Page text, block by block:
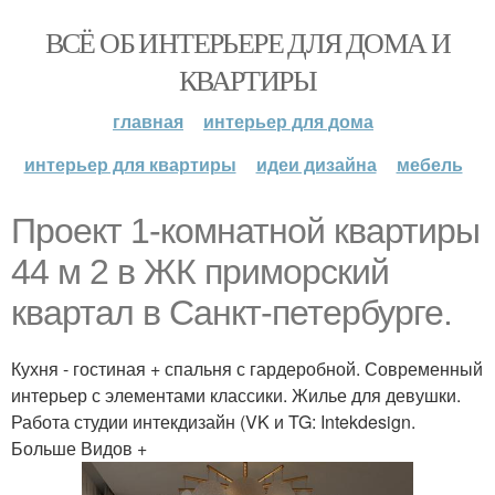
ВСЁ ОБ ИНТЕРЬЕРЕ ДЛЯ ДОМА И
КВАРТИРЫ
главная
интерьер для дома
интерьер для квартиры
идеи дизайна мебель
Проект 1-комнатной квартиры
44 м 2 в ЖК приморский
квартал в Санкт-петербурге.
Кухня - гостиная + спальня с гардеробной. Современный
интерьер с элементами классики. Жилье для девушки.
Работа студии интекдизайн (VK и TG: Intekdesign.
Больше Видов +